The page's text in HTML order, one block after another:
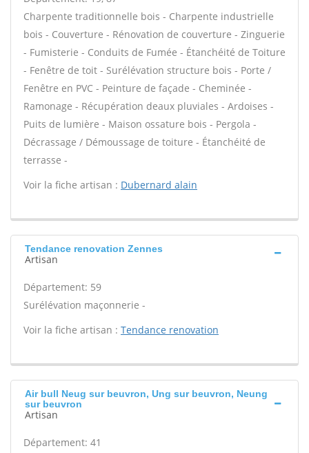
Charpente traditionnelle bois - Charpente industrielle
bois - Couverture - Rénovation de couverture - Zinguerie
- Fumisterie - Conduits de Fumée - Étanchéité de Toiture
- Fenêtre de toit - Surélévation structure bois - Porte /
Fenêtre en PVC - Peinture de façade - Cheminée -
Ramonage - Récupération deaux pluviales - Ardoises -
Puits de lumière - Maison ossature bois - Pergola -
Décrassage / Démoussage de toiture - Étanchéité de
terrasse -
Voir la fiche artisan : Dubernard alain
Tendance renovation Zennes
Artisan
Département: 59
Surélévation maçonnerie -
Voir la fiche artisan : Tendance renovation
Air bull Neug sur beuvron, Ung sur beuvron, Neung
sur beuvron
Artisan
Département: 41